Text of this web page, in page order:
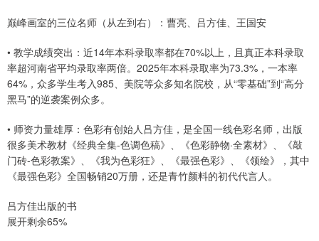
巅峰画室的三位名师（从左到右）：曹亮、吕方佳、王国安
• 教学成绩突出：近14年本科录取率都在70%以上，且真正本科录取
率超河南省平均录取率两倍。2025年本科录取率为73.3%，一本率
64%，众多学生考入985、美院等众多知名院校，从“零基础”到“高分
黑马”的逆袭案例众多。
• 师资力量雄厚：色彩有创始人吕方佳，是全国一线色彩名师，出版
很多美术教材《经典全集-色调色稿》、《色彩静物·全素材》、《敲
门砖-色彩教案》、《我为色彩狂》、《最强色彩》、《领绘》，其中
《最强色彩》全国畅销20万册，还是青竹颜料的初代代言人。
吕方佳出版的书
展开剩余65%